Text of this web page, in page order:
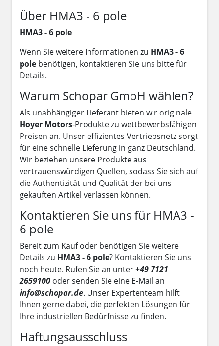
Über HMA3 - 6 pole
HMA3 - 6 pole
Wenn Sie weitere Informationen zu HMA3 - 6
pole benötigen, kontaktieren Sie uns bitte für
Details.
Warum Schopar GmbH wählen?
Als unabhängiger Lieferant bieten wir originale
Hoyer Motors-Produkte zu wettbewerbsfähigen
Preisen an. Unser effizientes Vertriebsnetz sorgt
für eine schnelle Lieferung in ganz Deutschland.
Wir beziehen unsere Produkte aus
vertrauenswürdigen Quellen, sodass Sie sich auf
die Authentizität und Qualität der bei uns
gekauften Artikel verlassen können.
Kontaktieren Sie uns für HMA3 -
6 pole
Bereit zum Kauf oder benötigen Sie weitere
Details zu HMA3 - 6 pole? Kontaktieren Sie uns
noch heute. Rufen Sie an unter+49 7121
2659100 oder senden Sie eine E-Mail an
info@schopar.de. Unser Expertenteam hilft
Ihnen gerne dabei, die perfekten Lösungen für
Ihre industriellen Bedürfnisse zu finden.
Haftungsausschluss